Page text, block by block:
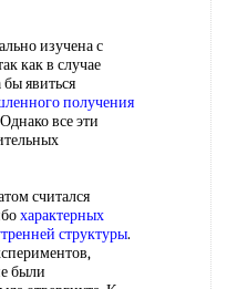
изучена с
как в случае
бы явиться
получения
все эти
считался
характерных
структуры.
были